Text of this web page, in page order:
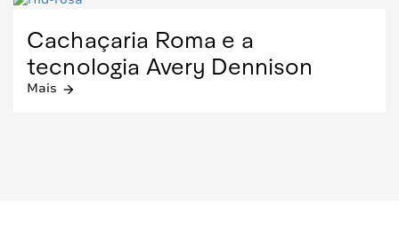
Cachaçaria Roma e a
tecnologia Avery Dennison
Mais arrow_forward